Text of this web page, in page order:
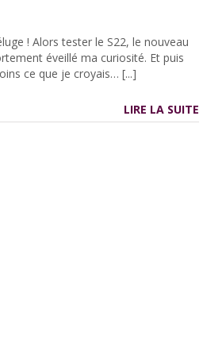
! Alors tester le S22, le nouveau
éveillé ma curiosité. Et puis
ce que je croyais… [...]
LIRE LA SUITE